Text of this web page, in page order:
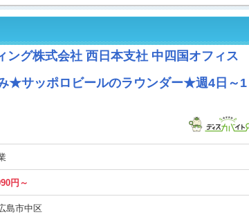
ング株式会社 西日本支社 中四国オフィス
★サッポロビールのラウンダー★週4日～1
円～
島市中区